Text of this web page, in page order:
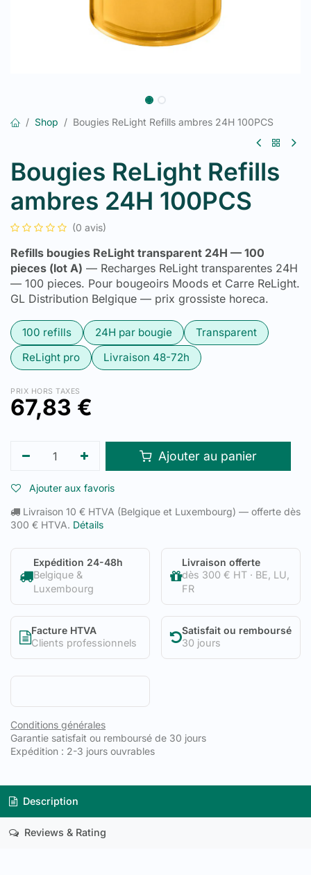
Shop Bougies ReLight Refills ambres 24H 100PCS
Bougies ReLight Refills
ambres 24H 100PCS
(0 avis)
Refills bougies ReLight transparent 24H — 100
pieces (lot A) — Recharges ReLight transparentes 24H
— 100 pieces. Pour bougeoirs Moods et Carre ReLight.
GL Distribution Belgique — prix grossiste horeca.
100 refills 24H par bougie
Transparent
ReLight pro
Livraison 48-72h
PRIX HORS TAXES
67,83 €
Ajouter au panier
Ajouter aux favoris
Livraison 10 € HTVA (Belgique et Luxembourg) — offerte dès
300 € HTVA. Détails
Expédition 24-48h
Belgique &
Luxembourg
Livraison offerte
dès 300 € HT · BE, LU,
FR
Facture HTVA
Clients professionnels
Satisfait ou remboursé
30 jours
Conditions générales
Garantie satisfait ou remboursé de 30 jours
Expédition : 2-3 jours ouvrables
Description
Reviews & Rating